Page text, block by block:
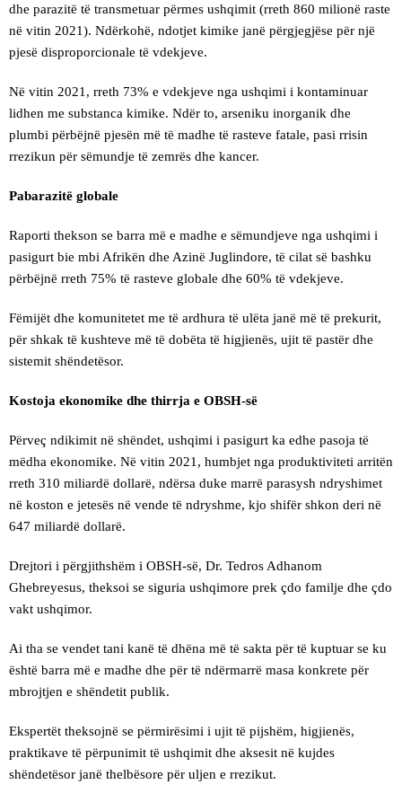
dhe parazitë të transmetuar përmes ushqimit (rreth 860 milionë raste
në vitin 2021). Ndërkohë, ndotjet kimike janë përgjegjëse për një
pjesë disproporcionale të vdekjeve.
Në vitin 2021, rreth 73% e vdekjeve nga ushqimi i kontaminuar
lidhen me substanca kimike. Ndër to, arseniku inorganik dhe
plumbi përbëjnë pjesën më të madhe të rasteve fatale, pasi rrisin
rrezikun për sëmundje të zemrës dhe kancer.
Pabarazitë globale
Raporti thekson se barra më e madhe e sëmundjeve nga ushqimi i
pasigurt bie mbi Afrikën dhe Azinë Juglindore, të cilat së bashku
përbëjnë rreth 75% të rasteve globale dhe 60% të vdekjeve.
Fëmijët dhe komunitetet me të ardhura të ulëta janë më të prekurit,
për shkak të kushteve më të dobëta të higjienës, ujit të pastër dhe
sistemit shëndetësor.
Kostoja ekonomike dhe thirrja e OBSH-së
Përveç ndikimit në shëndet, ushqimi i pasigurt ka edhe pasoja të
mëdha ekonomike. Në vitin 2021, humbjet nga produktiviteti arritën
rreth 310 miliardë dollarë, ndërsa duke marrë parasysh ndryshimet
në koston e jetesës në vende të ndryshme, kjo shifër shkon deri në
647 miliardë dollarë.
Drejtori i përgjithshëm i OBSH-së, Dr. Tedros Adhanom
Ghebreyesus, theksoi se siguria ushqimore prek çdo familje dhe çdo
vakt ushqimor.
Ai tha se vendet tani kanë të dhëna më të sakta për të kuptuar se ku
është barra më e madhe dhe për të ndërmarrë masa konkrete për
mbrojtjen e shëndetit publik.
Ekspertët theksojnë se përmirësimi i ujit të pijshëm, higjienës,
praktikave të përpunimit të ushqimit dhe aksesit në kujdes
shëndetësor janë thelbësore për uljen e rrezikut.